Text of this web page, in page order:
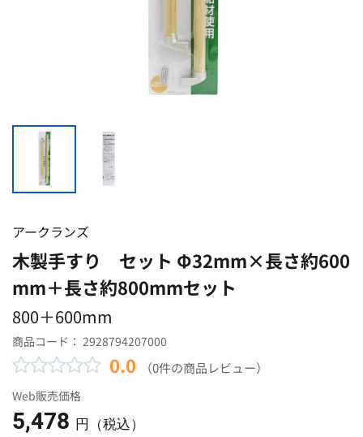
アークランズ
木製手すり セット Φ32mm×長さ約600
mm＋長さ約800mmセット
800＋600mm
商品コード： 2928794207000
0.0 （0件の商品レビュー）
Web販売価格
5,478 円（税込）